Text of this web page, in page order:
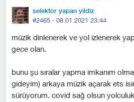
selektor yapan yildiz
#2465 · 08.01.2021 23:44
müzik dinlenerek ve yol izlenerek
gece olan.
bunu şu sıralar yapma imkanım
gideyim) arkaya müzik açarak ets
sürüyorum. covid sağ olsun